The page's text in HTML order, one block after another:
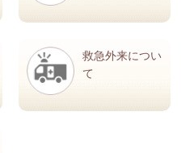
救急外来につい
て